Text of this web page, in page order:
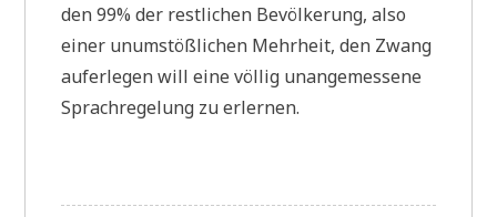
den 99% der rest­li­chen Bevöl­ke­rung, also
einer unum­stöß­li­chen Mehr­heit, den Zwang
auf­er­le­gen will eine völ­lig unan­ge­mes­se­ne
Sprach­re­ge­lung zu erlernen.